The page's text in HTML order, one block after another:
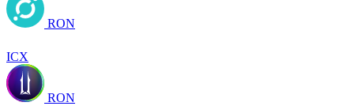
RON
ICX
RON